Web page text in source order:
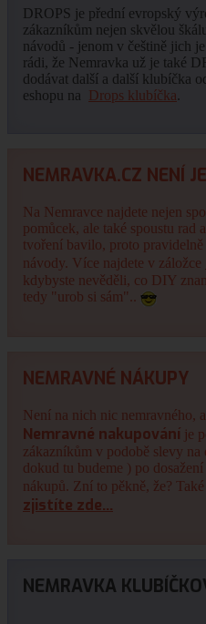
DROPS je přední evropský
zákazníkům nejen skvělou
návodů - jenom v češtině jich
rádi, že Nemravka už je také
dodávat další a další klubíčka
eshopu na
Drops klubíčka.
NEMRAVKA.CZ NENÍ
Na Nemravce najdete nejen
pomůcek, ale také spoustu rad
tvoření bavilo, proto
návody. Více najdete v záložce
kdybyste nevěděli, co DIY
tedy "urob si sám"..
NEMRAVNÉ NÁKUPY
Není na nich nic nemravného,
Nemravné nakupování je
zákazníkům v podobě slevy
dokud tu budeme ) po
nákupů. Zní to pěkně, že?
zjistíte zde...
NEMRAVKA